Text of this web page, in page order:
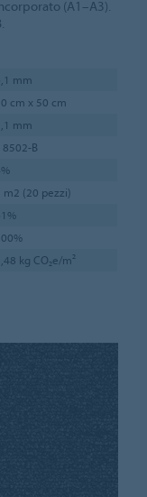
(A1–A3).
mm
cm x 50 cm
mm
8502-B
m2 (20 pezzi)
kg CO₂e/m²